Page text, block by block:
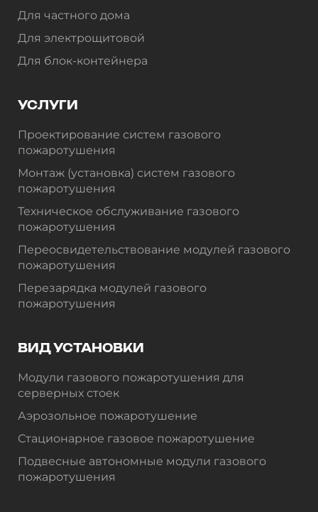
Для частного дома
Для электрощитовой
Для блок-контейнера
УСЛУГИ
Проектирование систем газового
пожаротушения
Монтаж (установка) систем газового
пожаротушения
Техническое обслуживание газового
пожаротушения
Переосвидетельствование модулей газового
пожаротушения
Перезарядка модулей газового
пожаротушения
ВИД УСТАНОВКИ
Модули газового пожаротушения для
серверных стоек
Аэрозольное пожаротушение
Стационарное газовое пожаротушение
Подвесные автономные модули газового
пожаротушения